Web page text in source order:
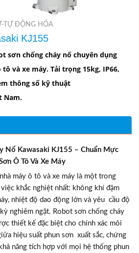
TỰ ĐỘNG HÓA
KJ155
sơn chống cháy nổ chuyên dụng
tô và xe máy. Tải trọng 15kg, IP66,
thông số kỹ thuật
Nam.
Nổ Kawasaki KJ155 – Chuẩn Mực
Ô Tô Và Xe Máy
máy ô tô và xe máy là một trong
khắc nghiệt nhất: không khí đậm
nhiệt độ dao động lớn và yêu cầu độ
nghiêm ngặt. Robot sơn chống cháy
thiết kế đặc biệt cho chính xác môi
hiệu suất phun sơn xuất sắc, chứng
năng tích hợp với mọi hệ thống phun